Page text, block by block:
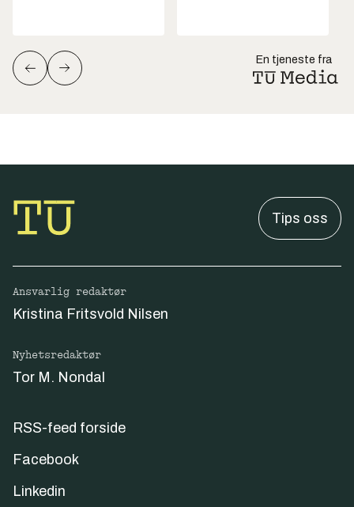
En tjeneste fra
Tips oss
Ansvarlig redaktør
Kristina Fritsvold Nilsen
Nyhetsredaktør
Tor M. Nondal
RSS-feed forside
Facebook
Linkedin